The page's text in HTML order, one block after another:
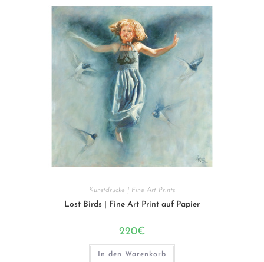
Kunstdrucke | Fine Art Prints
Lost Birds | Fine Art Print auf Papier
220€
In den Warenkorb